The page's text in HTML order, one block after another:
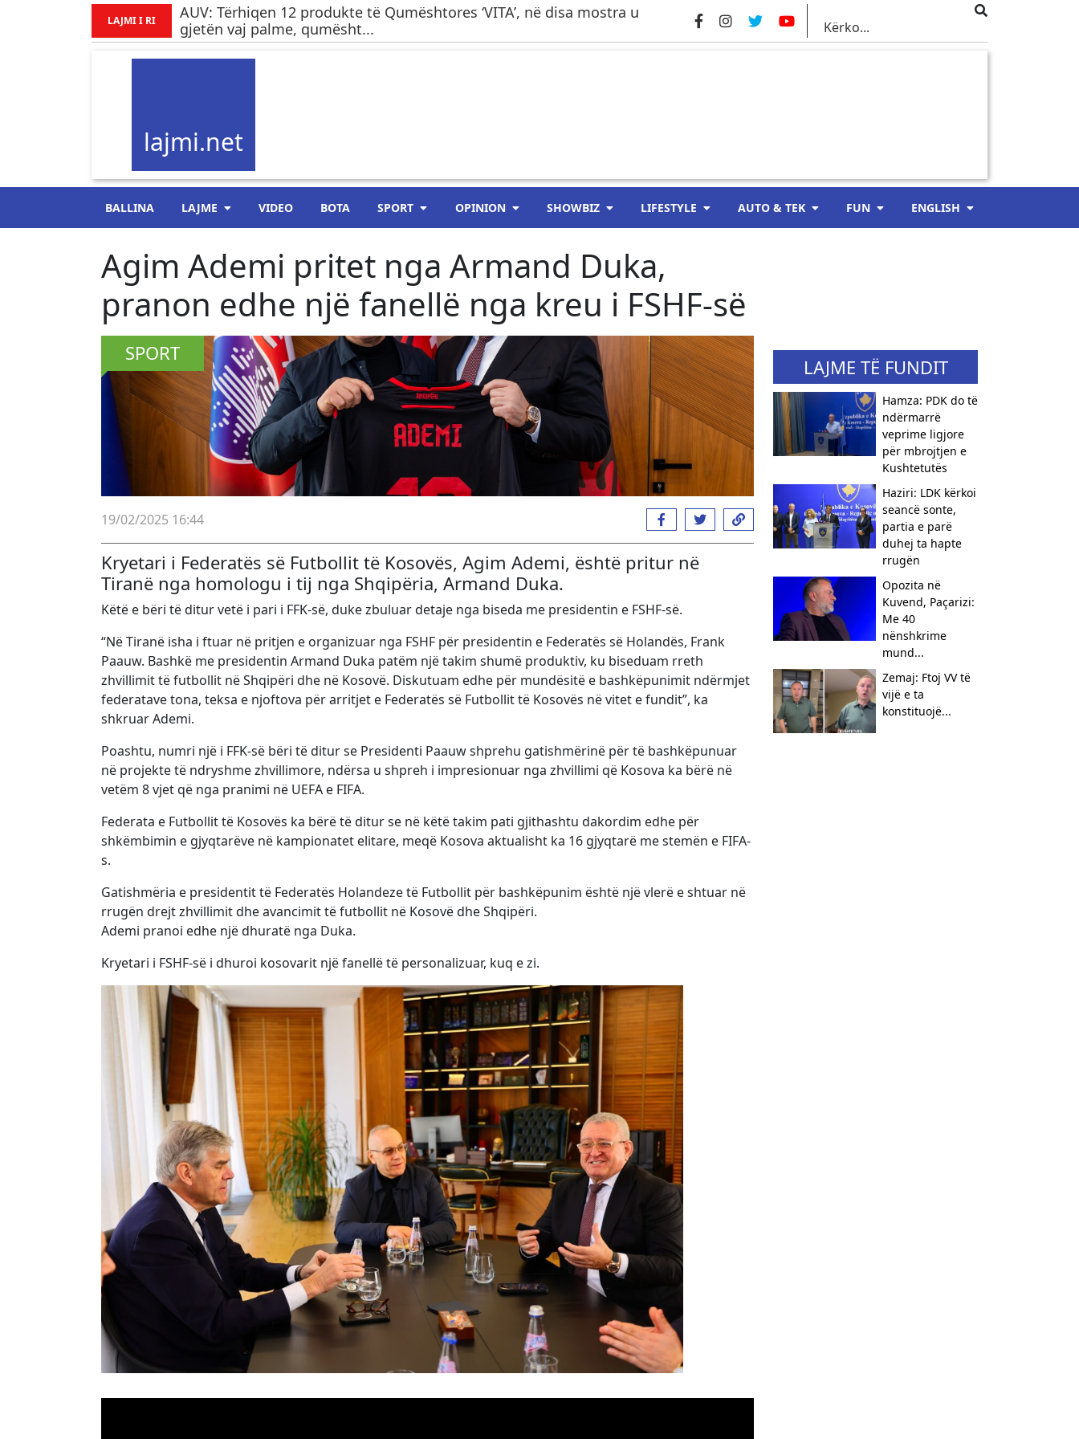
LAJMI I RI
AUV: Tërhiqen 12 produkte të Qumështores ‘VITA’, në disa mostra u
gjetën vaj palme, qumësht...
lajmi.net
BALLINA LAJME VIDEO BOTA SPORT OPINION SHOWBIZ LIFESTYLE AUTO & TEK FUN ENGLISH
Agim Ademi pritet nga Armand Duka,
pranon edhe një fanellë nga kreu i FSHF-së
SPORT
19/02/2025 16:44
Kryetari i Federatës së Futbollit të Kosovës, Agim Ademi, është pritur në
Tiranë nga homologu i tij nga Shqipëria, Armand Duka.
Këtë e bëri të ditur vetë i pari i FFK-së, duke zbuluar detaje nga biseda me presidentin e FSHF-së.
“Në Tiranë isha i ftuar në pritjen e organizuar nga FSHF për presidentin e Federatës së Holandës, Frank
Paauw. Bashkë me presidentin Armand Duka patëm një takim shumë produktiv, ku biseduam rreth
zhvillimit të futbollit në Shqipëri dhe në Kosovë. Diskutuam edhe për mundësitë e bashkëpunimit ndërmjet
federatave tona, teksa e njoftova për arritjet e Federatës së Futbollit të Kosovës në vitet e fundit”, ka
shkruar Ademi.
Poashtu, numri një i FFK-së bëri të ditur se Presidenti Paauw shprehu gatishmërinë për të bashkëpunuar
në projekte të ndryshme zhvillimore, ndërsa u shpreh i impresionuar nga zhvillimi që Kosova ka bërë në
vetëm 8 vjet që nga pranimi në UEFA e FIFA.
Federata e Futbollit të Kosovës ka bërë të ditur se në këtë takim pati gjithashtu dakordim edhe për
shkëmbimin e gjyqtarëve në kampionatet elitare, meqë Kosova aktualisht ka 16 gjyqtarë me stemën e FIFA-
s.
Gatishmëria e presidentit të Federatës Holandeze të Futbollit për bashkëpunim është një vlerë e shtuar në
rrugën drejt zhvillimit dhe avancimit të futbollit në Kosovë dhe Shqipëri.
Ademi pranoi edhe një dhuratë nga Duka.
Kryetari i FSHF-së i dhuroi kosovarit një fanellë të personalizuar, kuq e zi.
LAJME TË FUNDIT
Hamza: PDK do të
ndërmarrë
veprime ligjore
për mbrojtjen e
Kushtetutës
Haziri: LDK kërkoi
seancë sonte,
partia e parë
duhej ta hapte
rrugën
Opozita në
Kuvend, Paçarizi:
Me 40
nënshkrime
mund...
Zemaj: Ftoj VV të
vijë e ta
konstituojë...